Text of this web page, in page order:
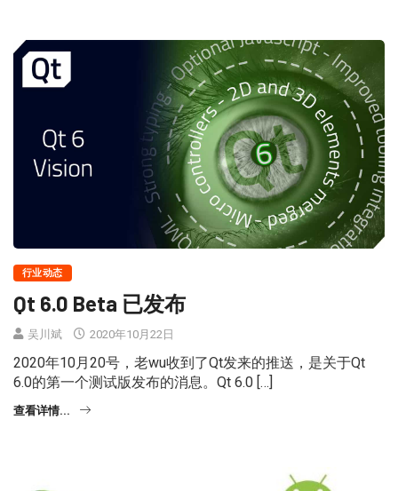
行业动态
Qt 6.0 Beta 已发布
吴川斌 2020年10月22日
2020年10月20号，老wu收到了Qt发来的推送，是关于Qt
6.0的第一个测试版发布的消息。Qt 6.0 […]
查看详情...